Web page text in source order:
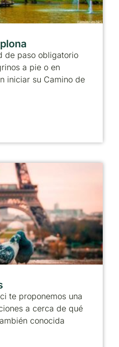
de paso obligatorio
a pie o en
iniciar su Camino de
te proponemos una
a cerca de qué
conocida